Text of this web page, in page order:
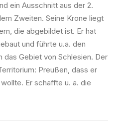
ein Ausschnitt aus der 2.
Zweiten. Seine Krone liegt
die abgebildet ist. Er hat
und führte u.a. den
das Gebiet von Schlesien. Der
Preußen, dass er
Er schaffte u. a. die